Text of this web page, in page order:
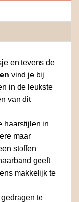
en tevens de
vind je bij
in de leukste
van dit
haarstijlen in
maar
stoffen
geeft
makkelijk te
te